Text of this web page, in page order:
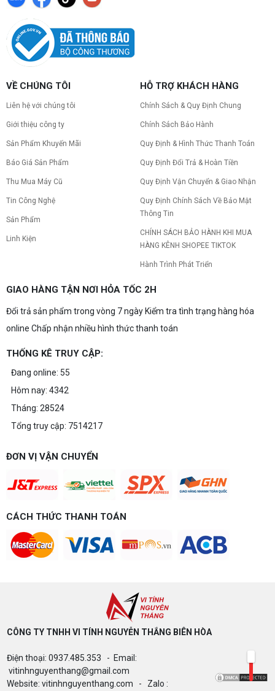
VỀ CHÚNG TÔI
Liên hệ với chúng tôi
Giới thiệu công ty
Sản Phẩm Khuyến Mãi
Báo Giá Sản Phẩm
Thu Mua Máy Cũ
Tin Công Nghệ
Sản Phẩm
Linh Kiện
HỖ TRỢ KHÁCH HÀNG
Chính Sách & Quy Định Chung
Chính Sách Bảo Hành
Quy Định & Hình Thức Thanh Toán
Quy Định Đổi Trả & Hoàn Tiền
Quy Định Vận Chuyển & Giao Nhận
Quy Định Chính Sách Về Bảo Mật
Thông Tin
CHÍNH SÁCH BẢO HÀNH KHI MUA
HÀNG KÊNH SHOPEE TIKTOK
Hành Trình Phát Triển
GIAO HÀNG TẬN NƠI HỎA TỐC 2H
Đổi trả sản phẩm trong vòng 7 ngày Kiểm tra tình trạng hàng hóa
online Chấp nhận nhiều hình thức thanh toán
THỐNG KÊ TRUY CẬP:
Đang online: 55
Hôm nay: 4342
Tháng: 28524
Tổng truy cập: 7514217
ĐƠN VỊ VẬN CHUYỂN
CÁCH THỨC THANH TOÁN
CÔNG TY TNHH VI TÍNH NGUYỄN THẮNG BIÊN HÒA​
Điện thoại: 0937.485.353 - Email:
vitinhnguyenthang@gmail.com
Website: vitinhnguyenthang.com - Zalo :